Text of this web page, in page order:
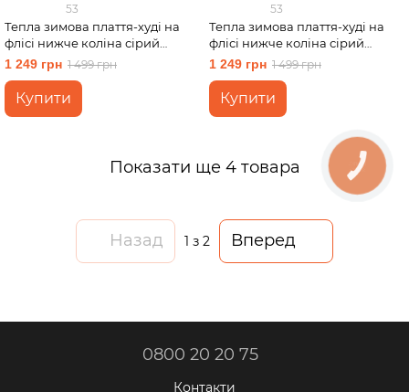
53
Тепла зимова плаття-худі на
флісі нижче коліна сірий
Merlini Рошель 700001003,
розмір 50-52 (2XL-3XL)
1 249 грн 1 499 грн
Купити
53
Тепла зимова плаття-худі на
флісі нижче коліна сірий
Merlini Рошель 700001003,
розмір 54-56 (4XL-5XL)
1 249 грн 1 499 грн
Купити
Показати ще 4 товара
Назад 1 з 2 Вперед
0800 20 20 75
Контакти
КНОПКА
ЗВ'ЯЗКУ